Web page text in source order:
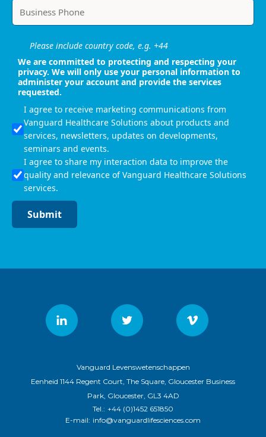
Please include country code, e.g. +44
We are committed to protecting and respecting your
privacy. We will only use your personal information to
administer your account and provide the services
requested.
I agree to receive marketing communications from
Vanguard Healthcare Solutions about products and
services, newsletters, updates on developments,
seminars and events.
I agree to share my interaction data to improve the
quality and relevance of Vanguard Healthcare Solutions
services.
Submit
Vanguard Levenswetenschappen
Eenheid 1144 Regent Court, The Square, Gloucester Business
Park, Gloucester, GL3 4AD
Tel.: +44 (0)1452 651850
E-mail: info@vanguardlifesciences.com